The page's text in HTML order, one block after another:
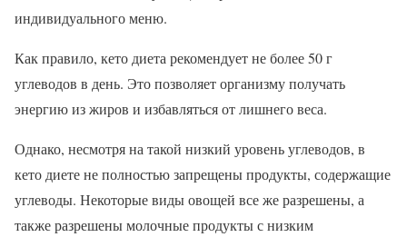
индивидуального меню.
Как правило, кето диета рекомендует не более 50 г
углеводов в день. Это позволяет организму получать
энергию из жиров и избавляться от лишнего веса.
Однако, несмотря на такой низкий уровень углеводов, в
кето диете не полностью запрещены продукты, содержащие
углеводы. Некоторые виды овощей все же разрешены, а
также разрешены молочные продукты с низким